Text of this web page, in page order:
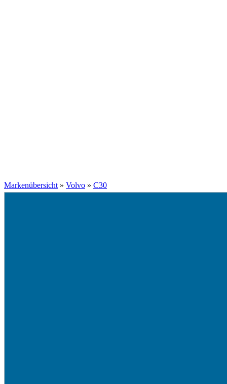
Markenübersicht » Volvo » C30